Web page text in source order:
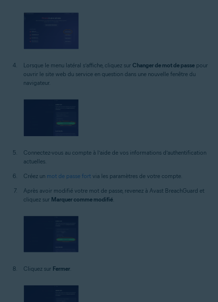
Lorsque le menu latéral s’affiche, cliquez sur Changer de mot de passe pour
ouvrir le site web du service en question dans une nouvelle fenêtre du
navigateur.
Connectez-vous au compte à l’aide de vos informations d’authentification
actuelles.
Créez un mot de passe fort via les paramètres de votre compte.
Après avoir modifié votre mot de passe, revenez à Avast BreachGuard et
cliquez sur Marquer comme modifié
Cliquez sur Fermer.